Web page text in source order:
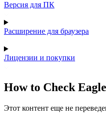
Версия для ПК
Расширение для браузера
Лицензии и покупки
How to Check
Этот контент еще не